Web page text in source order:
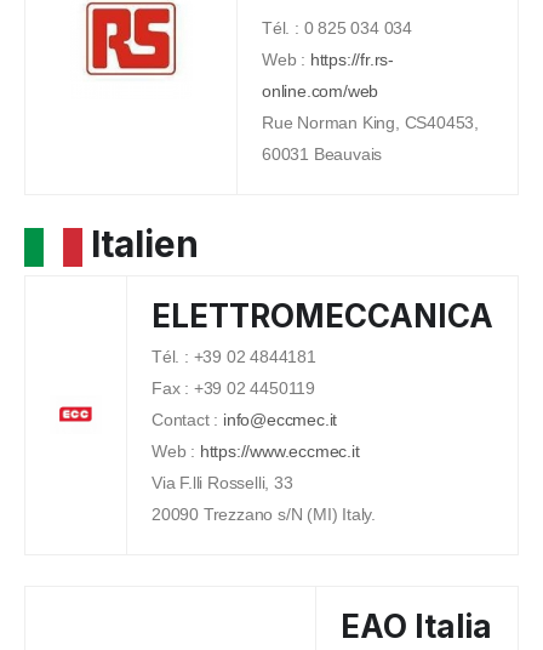
Tél. : 0 825 034 034
Web : https://fr.rs-
online.com/web
Rue Norman King, CS40453,
60031 Beauvais
Italien
ELETTROMECCANICA
Tél. : +39 02 4844181
Fax : +39 02 4450119
Contact : info@eccmec.it
Web : https://www.eccmec.it
Via F.lli Rosselli, 33
20090 Trezzano s/N (MI) Italy.
EAO Italia